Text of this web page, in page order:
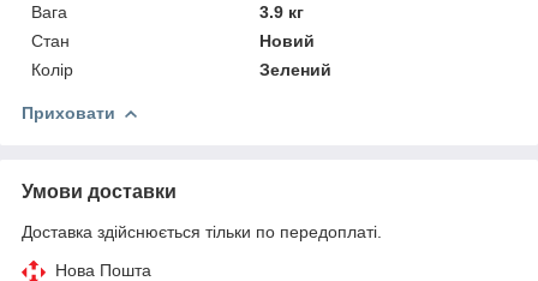
Вага
3.9 кг
Стан
Новий
Колір
Зелений
Приховати
Умови доставки
Доставка здійснюється тільки по передоплаті.
Нова Пошта